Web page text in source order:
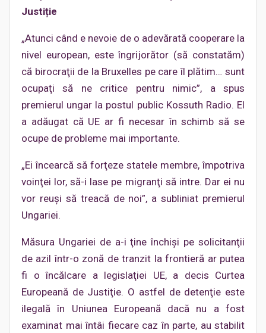
Justiție
„Atunci când e nevoie de o adevărată cooperare la
nivel european, este îngrijorător (să constatăm)
că birocraţii de la Bruxelles pe care îl plătim… sunt
ocupaţi să ne critice pentru nimic”, a spus
premierul ungar la postul public Kossuth Radio. El
a adăugat că UE ar fi necesar în schimb să se
ocupe de probleme mai importante.
„Ei încearcă să forţeze statele membre, împotriva
voinţei lor, să-i lase pe migranţi să intre. Dar ei nu
vor reuşi să treacă de noi”, a subliniat premierul
Ungariei.
Măsura Ungariei de a-i ţine închişi pe solicitanţii
de azil într-o zonă de tranzit la frontieră ar putea
fi o încălcare a legislaţiei UE, a decis Curtea
Europeană de Justiţie. O astfel de detenţie este
ilegală în Uniunea Europeană dacă nu a fost
examinat mai întâi fiecare caz în parte, au stabilit